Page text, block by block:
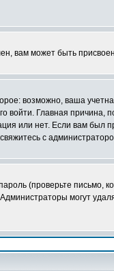
вам может быть
возможно, ваша
войти. Главная
или нет. Если вам
с
(проверьте письмо,
могут